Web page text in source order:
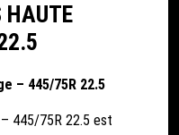
HAUTE
– 445/75R 22.5
445/75R 22.5 est